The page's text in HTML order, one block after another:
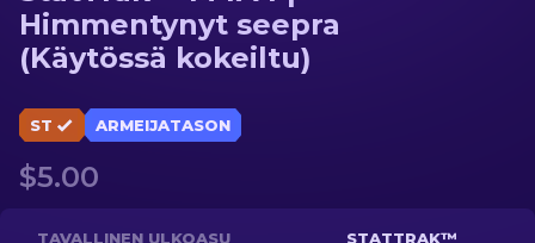
Veitset
Hanska
Laatikot
Muut
Himmentynyt seepra
(Käytössä kokeiltu)
ST ARMEIJATASON
$5.00
TAVALLINEN ULKOASU STATTRAK™